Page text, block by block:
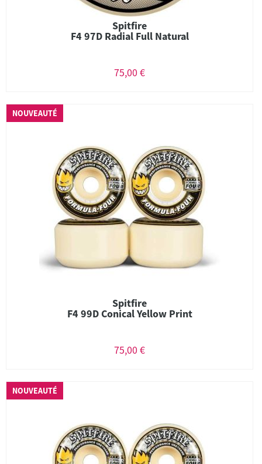
Spitfire
F4 97D Radial Full Natural
75,00 €
NOUVEAUTÉ
Spitfire
F4 99D Conical Yellow Print
75,00 €
NOUVEAUTÉ